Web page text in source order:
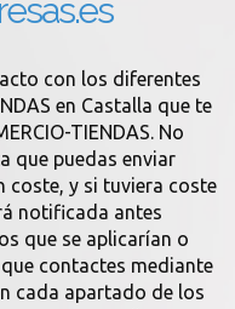
con los diferentes
en Castalla que te
TIENDAS. No
que puedas enviar
coste, y si tuviera coste
notificada antes
que se aplicarían o
contactes mediante
cada apartado de los